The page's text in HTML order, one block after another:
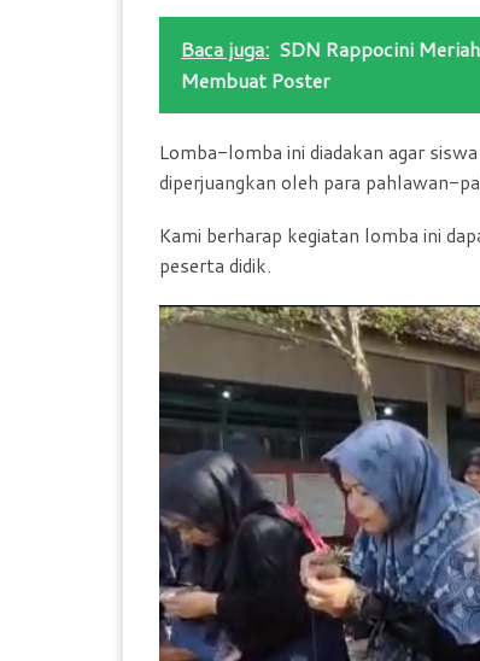
Baca juga: SDN Rappocini
Membuat Poster
Lomba-lomba ini diadakan agar
diperjuangkan oleh para pahlawan-
Kami berharap kegiatan lomba ini
peserta didik.